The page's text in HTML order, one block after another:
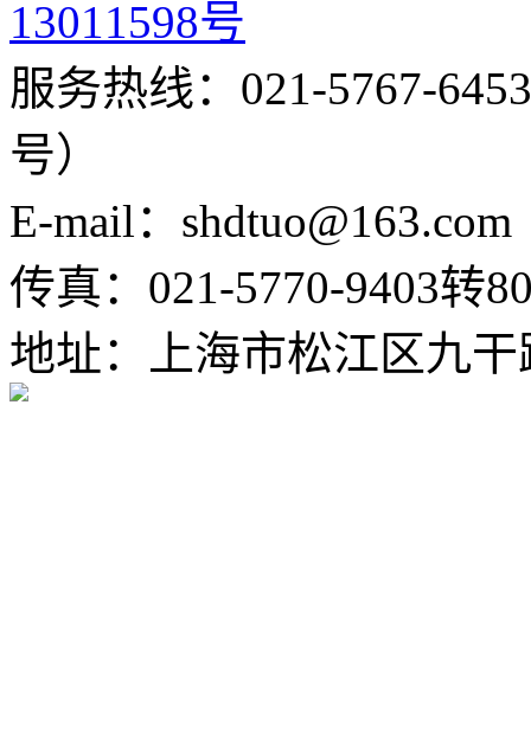
13011598号
服务热线：021-5767-
号）
E-mail：shdtuo@163.com
传真：021-5770-9403转
地址：上海市松江区九